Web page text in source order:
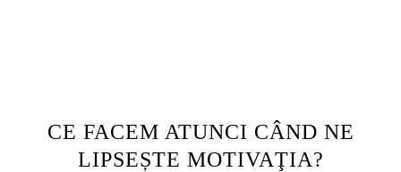
CE FACEM ATUNCI CÂND NE
LIPSEȘTE MOTIVAŢIA?